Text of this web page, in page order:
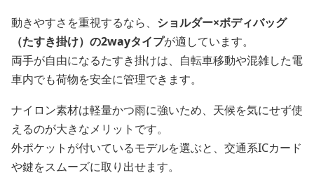
動きやすさを重視するなら、 ショルダー×ボディバッグ
（たすき掛け）の2wayタイプが適しています。
両手が自由になるたすき掛けは、自転車移動や混雑した電
車内でも荷物を安全に管理できます。
ナイロン素材は軽量かつ雨に強いため、天候を気にせず使
えるのが大きなメリットです。
外ポケットが付いているモデルを選ぶと、交通系ICカード
や鍵をスムーズに取り出せます。